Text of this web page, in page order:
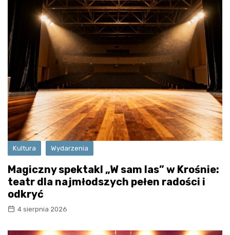
Kultura Wydarzenia
Magiczny spektakl „W sam las” w Krośnie:
teatr dla najmłodszych pełen radości i
odkryć
4 sierpnia 2026